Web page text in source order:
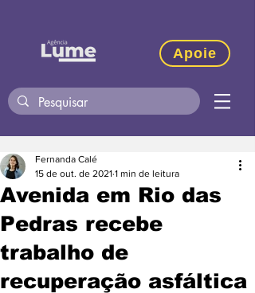
Apoie
Avenida em Rio das
Pedras recebe
trabalho de
recuperação asfáltica
Fernanda Calé
15 de out. de 2021 1 min de leitura